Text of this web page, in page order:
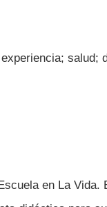
salud;
en La Vida.